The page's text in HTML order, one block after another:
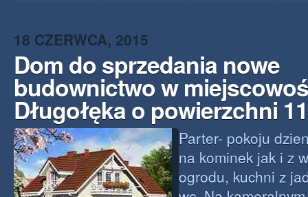
18 CZERWCA, 2015
Dom do sprzedania nowe
budownictwo w
Długołęka o powierzchni
Parter- pokoju
na kominek jak i z
ogrodu, kuchni z